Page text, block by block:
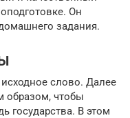
Он
задания.
слово. Далее
образом, чтобы
государства. В этом